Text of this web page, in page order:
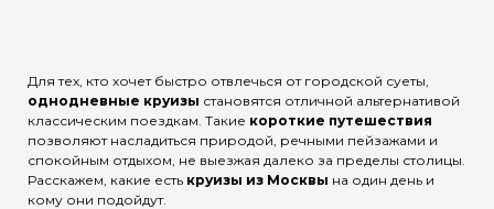
Для тех, кто хочет быстро отвлечься от городской суеты,
однодневные круизы становятся отличной альтернативой
классическим поездкам. Такие короткие путешествия
позволяют насладиться природой, речными пейзажами и
спокойным отдыхом, не выезжая далеко за пределы столицы.
Расскажем, какие есть круизы из Москвы на один день и
кому они подойдут.